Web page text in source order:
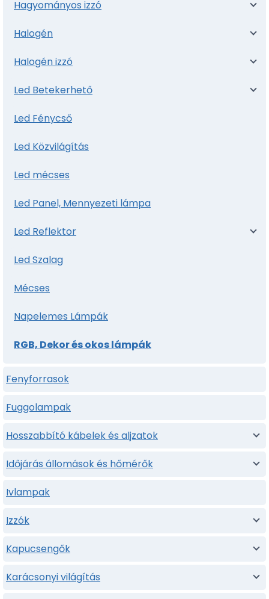
Hagyományos izzó
Halogén
Halogén izzó
Led Betekerhető
Led Fénycső
Led Közvilágítás
Led mécses
Led Panel, Mennyezeti lámpa
Led Reflektor
Led Szalag
Mécses
Napelemes Lámpák
RGB, Dekor és okos lámpák
Fenyforrasok
Fuggolampak
Hosszabbító kábelek és aljzatok
Időjárás állomások és hőmérők
Ivlampak
Izzók
Kapucsengők
Karácsonyi világítás